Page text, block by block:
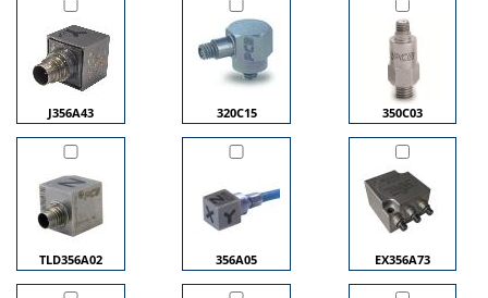
J356A43 320C15 350C03
TLD356A02 356A05 EX356A73